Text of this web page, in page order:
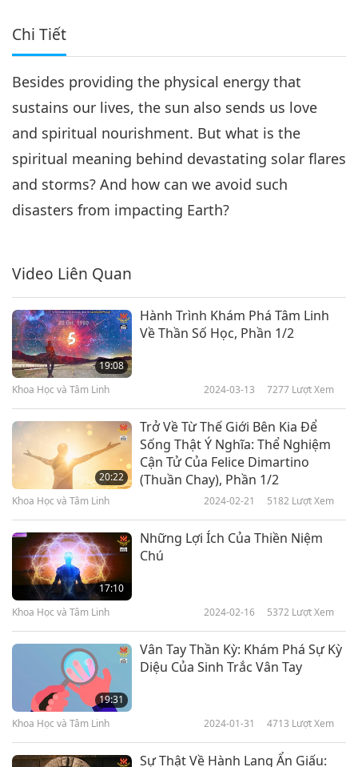
Chi Tiết
Besides providing the physical energy that
sustains our lives, the sun also sends us love
and spiritual nourishment. But what is the
spiritual meaning behind devastating solar flares
and storms? And how can we avoid such
disasters from impacting Earth?
Video Liên Quan
19:08
Hành Trình Khám Phá Tâm Linh
Về Thần Số Học, Phần 1/2
Khoa Học và Tâm Linh 2024-03-13 7277 Lượt Xem
20:22
Trở Về Từ Thế Giới Bên Kia Để
Sống Thật Ý Nghĩa: Thể Nghiệm
Cận Tử Của Felice Dimartino
(Thuần Chay), Phần 1/2
Khoa Học và Tâm Linh 2024-02-21 5182 Lượt Xem
17:10
Những Lợi Ích Của Thiền Niệm
Chú
Khoa Học và Tâm Linh 2024-02-16 5372 Lượt Xem
19:31
Vân Tay Thần Kỳ: Khám Phá Sự Kỳ
Diệu Của Sinh Trắc Vân Tay
Khoa Học và Tâm Linh 2024-01-31 4713 Lượt Xem
Sự Thật Về Hành Lang Ẩn Giấu: